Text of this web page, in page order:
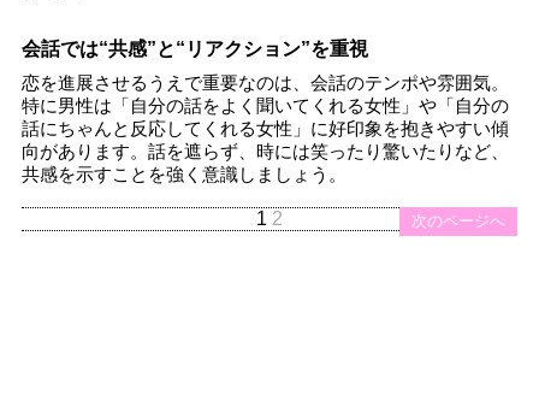
会話では“共感”と“リアクション”を重視
恋を進展させるうえで重要なのは、会話のテンポや雰囲気。
特に男性は「自分の話をよく聞いてくれる女性」や「自分の
話にちゃんと反応してくれる女性」に好印象を抱きやすい傾
向があります。話を遮らず、時には笑ったり驚いたりなど、
共感を示すことを強く意識しましょう。
次のページへ
1 2